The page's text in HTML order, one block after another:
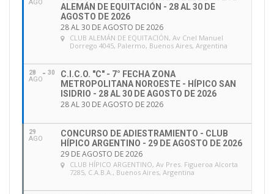
AGO
ALEMÁN DE EQUITACIÓN - 28 AL 30 DE
AGOSTO DE 2026
28 AL 30 DE AGOSTO DE 2026
CLUB ALEMÁN DE EQUITACIÓN, Av Cnel Manuel
Dorrego 4045, Palermo, Buenos Aires, Argentina
28
AGO
30
C.I.C.O. "C" - 7° FECHA ZONA
METROPOLITANA NOROESTE - HÍPICO SAN
ISIDRIO - 28 AL 30 DE AGOSTO DE 2026
28 AL 30 DE AGOSTO DE 2026
29
AGO
CONCURSO DE ADIESTRAMIENTO - CLUB
HÍPICO ARGENTINO - 29 DE AGOSTO DE 2026
29 DE AGOSTO DE 2026
CLUB HÍPICO ARGENTINO, Av Pres. Figueroa Alcorta
7285, C.A.B.A., Buenos Aires, Argentina